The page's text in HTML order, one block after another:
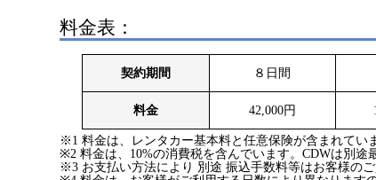
料金表：
契約期間 ８日間
料金 42,000円
※1 料金は、レンタカー基本料と任意保険が含まれてい
※2 料金は、10%の消費税を含んでいます。CDWは別途
※3 お支払い方法により 別途 振込手数料等はお客様のご